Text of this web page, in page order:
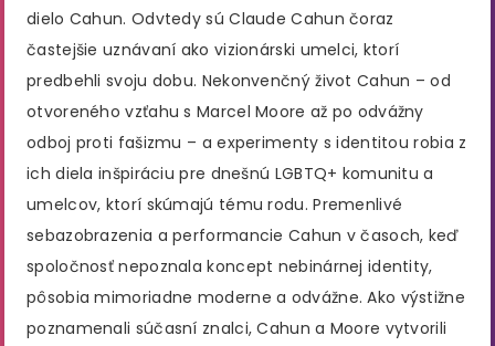
dielo Cahun​. Odvtedy sú Claude Cahun čoraz
častejšie uznávaní ako vizionárski umelci, ktorí
predbehli svoju dobu. Nekonvenčný život Cahun – od
otvoreného vzťahu s Marcel Moore až po odvážny
odboj proti fašizmu – a experimenty s identitou robia z
ich diela inšpiráciu pre dnešnú LGBTQ+ komunitu a
umelcov, ktorí skúmajú tému rodu. Premenlivé
sebazobrazenia a performancie Cahun v časoch, keď
spoločnosť nepoznala koncept nebinárnej identity,
pôsobia mimoriadne moderne a odvážne. Ako výstižne
poznamenali súčasní znalci, Cahun a Moore vytvorili